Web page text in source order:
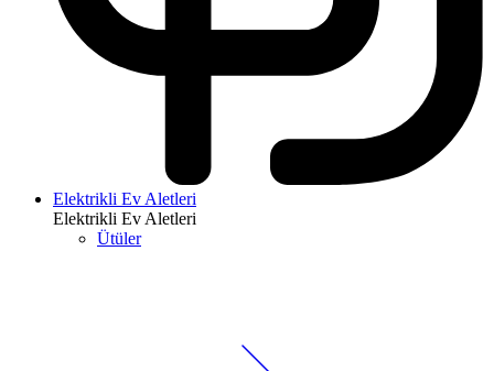
Elektrikli Ev Aletleri
Elektrikli Ev Aletleri
Ütüler